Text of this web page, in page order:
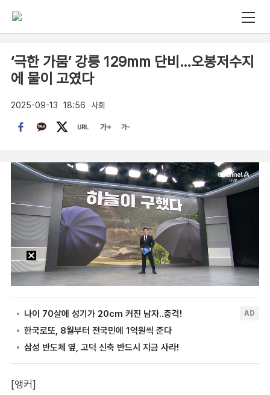
‘극한 가뭄’ 강릉 129mm 단비…오봉저수지
에 물이 고였다
2025-09-13 18:56 사회
[앵커]